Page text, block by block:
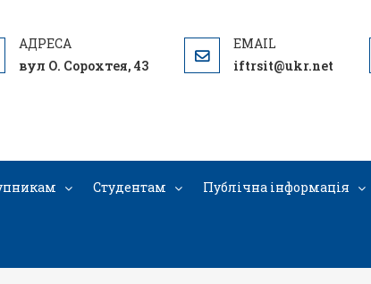
вул О. Сорохтея, 43 iftrsit@ukr.net
Студентам Публічна інформація